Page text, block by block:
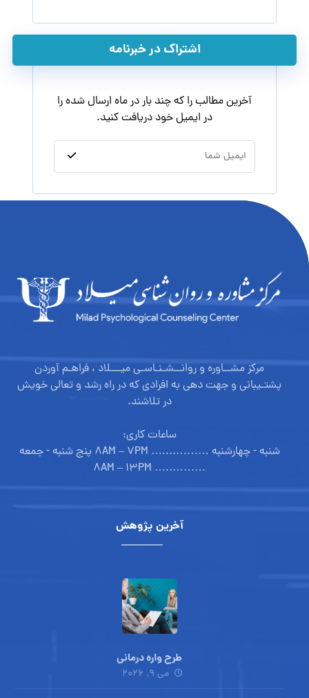
اشتراک در خبرنامه
آخرین مطالب را که چند بار در ماه ارسال شده را
در ایمیل خود دریافت کنید.
مرکز مشــاوره و روانــشـنـاسـی میـــلاد ، فراهـم آوردن
پشتـیبانی و جهت دهی به افرادی که در راه رشد و تعالی خویش
در تلاشند.
ساعات کاری:
شنبه - چهارشنبه ………....… ۸AM – ۷PM پنج شنبه - جمعه
………..… ۸AM – ۱۳PM
آخرین پژوهش
طرح واره درمانی
می ۹, ۲۰۲۶